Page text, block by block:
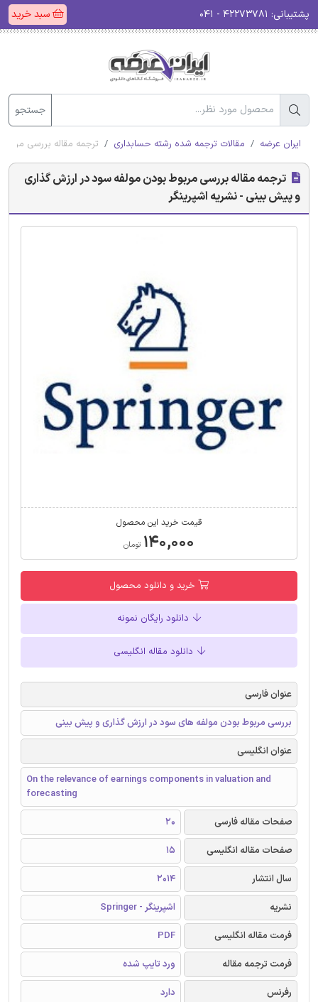
پشتیبانی: سبد خرید
جستجو
ایران عرضه مقالات ترجمه شده رشته حسابداری ترجمه مقاله بررسی
ترجمه مقاله بررسی مربوط بودن مولفه سود در ارزش‌ گذاری
و پیش‌ بینی - نشریه اشپرینگر
قیمت خرید این محصول
۱۴۰,۰۰۰ تومان
خرید و دانلود محصول
دانلود رایگان نمونه
دانلود مقاله انگلیسی
عنوان فارسی
بررسی مربوط بودن مولفه های سود در ارزش‌ گذاری و پیش‌ بینی
عنوان انگلیسی
On the relevance of earnings components in valuation and
forecasting
صفحات مقاله فارسی
20
صفحات مقاله انگلیسی
15
سال انتشار
2014
نشریه
اشپرینگر - Springer
فرمت مقاله انگلیسی
PDF
فرمت ترجمه مقاله
ورد تایپ شده
رفرنس
دارد